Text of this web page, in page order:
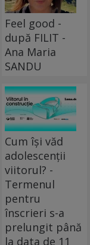
Feel good -
după FILIT -
Ana Maria
SANDU
Cum își văd
adolescenții
viitorul? -
Termenul
pentru
înscrieri s-a
prelungit până
la data de 11